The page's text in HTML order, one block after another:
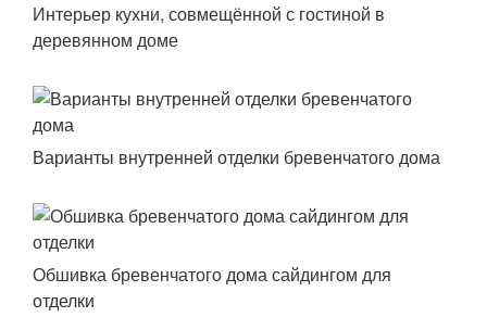
Интерьер кухни, совмещённой с гостиной в
деревянном доме
Варианты внутренней отделки бревенчатого дома
Обшивка бревенчатого дома сайдингом для
отделки